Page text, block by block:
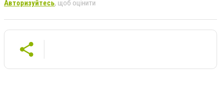
Авторизуйтесь, щоб оцінити